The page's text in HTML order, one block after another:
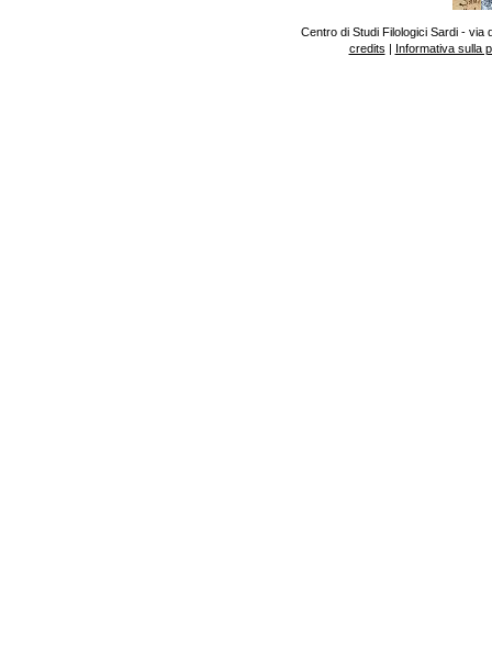
Centro di Studi Filologici Sardi - via
credits | Informativa sulla